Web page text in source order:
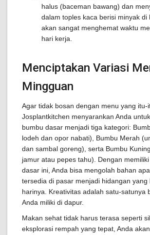
halus (baceman bawang) dan
dalam toples kaca berisi minyak di
akan sangat menghemat waktu
hari kerja.
Menciptakan Variasi
Mingguan
Agar tidak bosan dengan menu yang itu-
Josplantkitchen menyarankan Anda
bumbu dasar menjadi tiga kategori:
lodeh dan opor nabati), Bumbu Merah
dan sambal goreng), serta Bumbu
jamur atau pepes tahu). Dengan
dasar ini, Anda bisa mengolah bahan
tersedia di pasar menjadi hidangan yang
harinya. Kreativitas adalah satu-satunya
Anda miliki di dapur.
Makan sehat tidak harus terasa seperti
eksplorasi rempah yang tepat, Anda